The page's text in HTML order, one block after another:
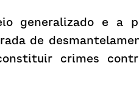
generalizado e a
de
crimes